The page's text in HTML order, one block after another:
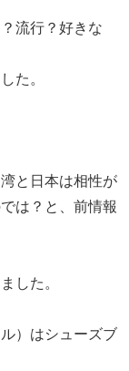
流行？好きな
た。
と日本は相性が
は？と、前情報
した。
）はシューズブ